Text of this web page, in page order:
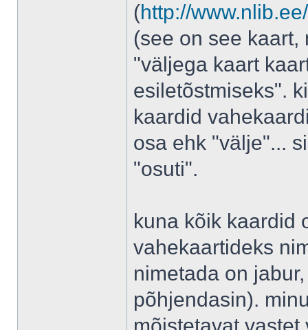
(http://
(see on see
"väljega kaart
esiletõstmiseks".
kaardid
osa ehk "välje"...
"osuti".
kuna kõik kaardid
vahekaartideks
nimetada on
põhjendasin).